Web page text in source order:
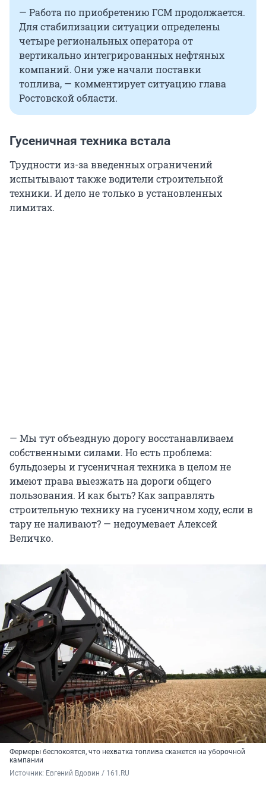
— Работа по приобретению ГСМ продолжается.
Для стабилизации ситуации определены
четыре региональных оператора от
вертикально интегрированных нефтяных
компаний. Они уже начали поставки
топлива, — комментирует ситуацию глава
Ростовской области.
Гусеничная техника встала
Трудности из-за введенных ограничений
испытывают также водители строительной
техники. И дело не только в установленных
лимитах.
— Мы тут объездную дорогу восстанавливаем
собственными силами. Но есть проблема:
бульдозеры и гусеничная техника в целом не
имеют права выезжать на дороги общего
пользования. И как быть? Как заправлять
строительную технику на гусеничном ходу, если в
тару не наливают? — недоумевает Алексей
Величко.
Фермеры беспокоятся, что нехватка топлива скажется на уборочной
кампании
Источник: Евгений Вдовин / 161.RU